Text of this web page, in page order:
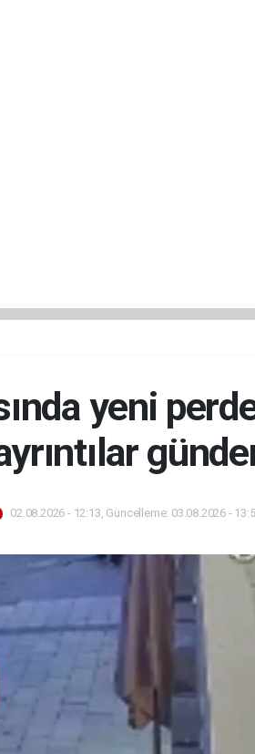
yeni
02.08.2026 - 12:13, Güncelleme: 03.08.2026 -